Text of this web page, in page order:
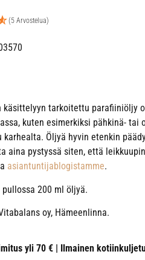
(5 Arvostelua)
käsittelyyn tarkoitettu parafiiniöljy
kuten esimerkiksi pähkinä-
karhealta. Öljyä hyvin etenkin
aina pystyssä siten, että
asiantuntijablogistamme.
pullossa 200 ml öljyä.
oy, Hämeenlinna.
yli 70 € | Ilmainen